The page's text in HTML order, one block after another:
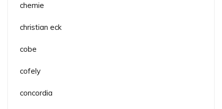
chemie
christian eck
cobe
cofely
concordia